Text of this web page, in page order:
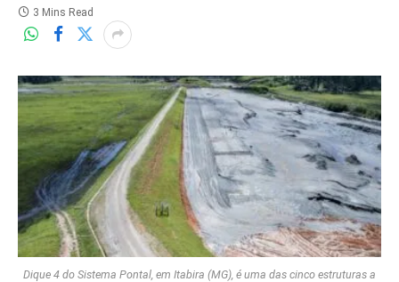
3 Mins Read
Dique 4 do Sistema Pontal, em Itabira (MG), é uma das cinco estruturas a